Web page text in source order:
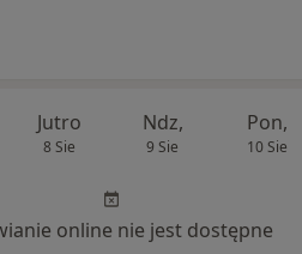
Jutro
8 Sie
Ndz,
9 Sie
Pon,
10 Sie
online nie jest dostępne